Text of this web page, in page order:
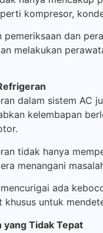
kompresor,
pemeriksaan dan
melakukan
dalam sistem AC
kelembapan
tidak hanya
menangani
ada
khusus untuk
yang Tidak Tepat